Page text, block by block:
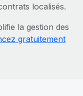
localisés.
la gestion des
gratuitement